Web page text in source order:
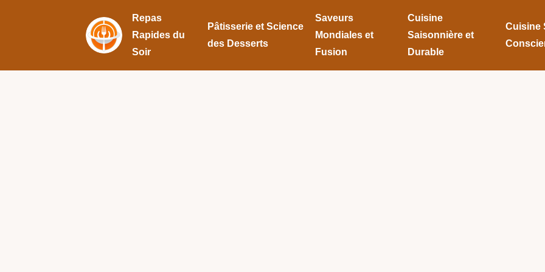
Repas
Rapides du
Soir
Pâtisserie et Science
des Desserts
Saveurs
Mondiales et
Fusion
Cuisine
Saisonnière et
Durable
Cuisine